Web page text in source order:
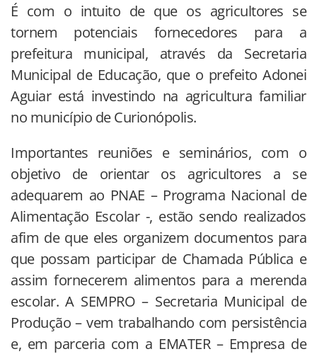
É com o intuito de que os agricultores se
tornem potenciais fornecedores para a
prefeitura municipal, através da Secretaria
Municipal de Educação, que o prefeito Adonei
Aguiar está investindo na agricultura familiar
no município de Curionópolis.
Importantes reuniões e seminários, com o
objetivo de orientar os agricultores a se
adequarem ao PNAE – Programa Nacional de
Alimentação Escolar -, estão sendo realizados
afim de que eles organizem documentos para
que possam participar de Chamada Pública e
assim fornecerem alimentos para a merenda
escolar. A SEMPRO – Secretaria Municipal de
Produção – vem trabalhando com persistência
e, em parceria com a EMATER – Empresa de